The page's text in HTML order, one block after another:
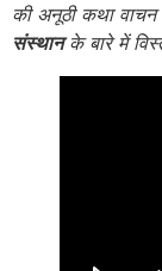
की अनूठी कथा
संस्थानके बारे में